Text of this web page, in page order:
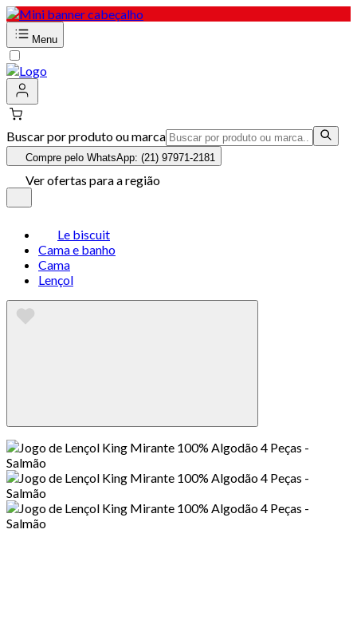
Menu
Buscar por produto ou marca
Compre pelo WhatsApp: (21) 97971-2181
Ver ofertas para a região
Le biscuit
Cama e banho
Cama
Lençol